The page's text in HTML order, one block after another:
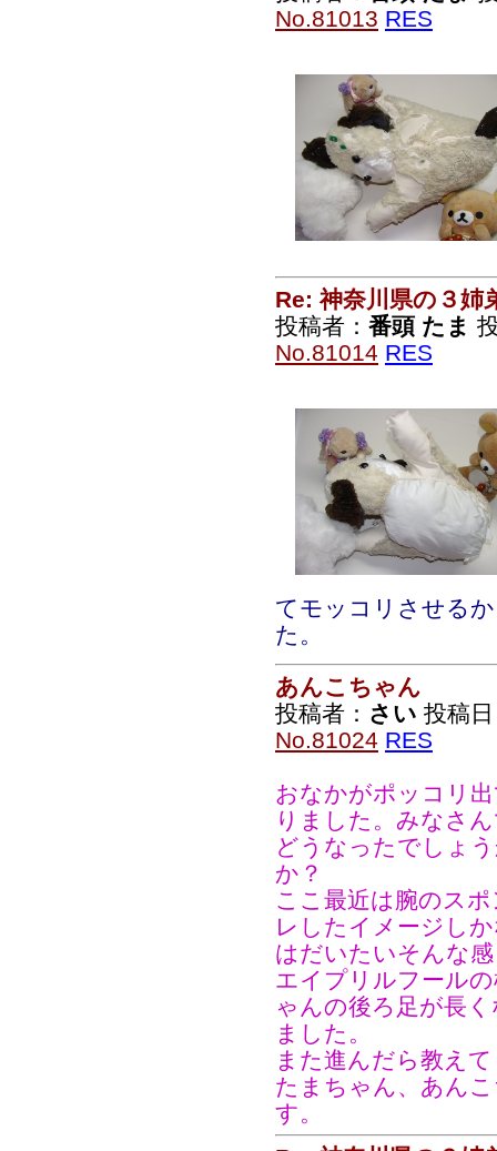
No.81013 RES
Re: 神奈川県の３姉
投稿者： 番頭 たま
No.81014 RES
てモッコリさせる
た。
あんこちゃん
投稿者： さい 投稿
No.81024 RES
おなかがポッコリ
りました。みなさ
どうなったでしょ
か？
ここ最近は腕のス
レしたイメージし
はだいたいそんな
エイプリルフール
ゃんの後ろ足が長
ました。
また進んだら教え
たまちゃん、あん
す。